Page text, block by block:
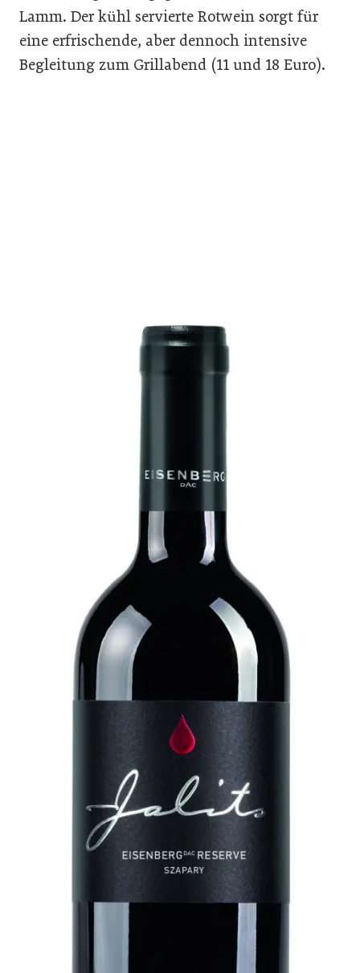
Lamm. Der kühl servierte Rotwein sorgt für
eine erfrischende, aber dennoch intensive
Begleitung zum Grillabend (11 und 18 Euro).